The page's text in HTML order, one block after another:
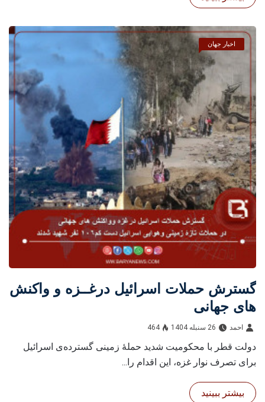
اخبار جهان
گسترش حملات اسرائیل درغــزه و واکنش
های جهانی
احمد 26 سنبله 1404 464
دولت قطر با محکومیت شدید حملۀ زمینی گسترده‌ی اسرائیل
برای تصرف نوار غزه، این اقدام را...
بیشتر ببینید